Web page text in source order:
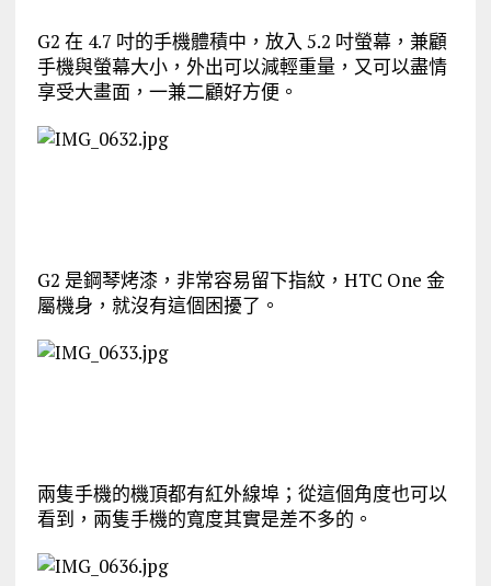
G2 在 4.7 吋的手機體積中，放入 5.2 吋螢幕，兼顧
手機與螢幕大小，外出可以減輕重量，又可以盡情
享受大畫面，一兼二顧好方便。
G2 是鋼琴烤漆，非常容易留下指紋，HTC One 金
屬機身，就沒有這個困擾了。
兩隻手機的機頂都有紅外線埠；從這個角度也可以
看到，兩隻手機的寬度其實是差不多的。